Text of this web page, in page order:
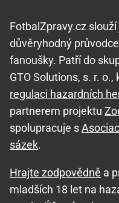
FotbalZpravy.cz
důvěryhodný
fanoušky. Patří do
GTO Solutions, s. r.
regulaci hazardních
partnerem projektu
spolupracuje s
sázek.
Hrajte zodpovědně a
mladších 18 let na